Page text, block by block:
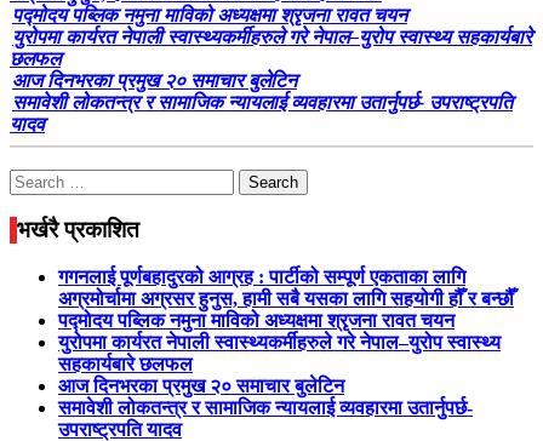
पद्मोदय पब्लिक नमुना माविको अध्यक्षमा श्रृजना रावत चयन
युरोपमा कार्यरत नेपाली स्वास्थ्यकर्मीहरुले गरे नेपाल–युरोप स्वास्थ्य सहकार्यबारे
छलफल
आज दिनभरका प्रमुख २० समाचार बुलेटिन
समावेशी लोकतन्त्र र सामाजिक न्यायलाई व्यवहारमा उतार्नुपर्छ- उपराष्ट्रपति
यादव
Search
for:
भर्खरै प्रकाशित
गगनलाई पूर्णबहादुरको आग्रह : पार्टीको सम्पूर्ण एकताका लागि
अग्रमोर्चामा अग्रसर हुनुस, हामी सबै यसका लागि सहयोगी हौँ र बन्छौँ
पद्मोदय पब्लिक नमुना माविको अध्यक्षमा श्रृजना रावत चयन
युरोपमा कार्यरत नेपाली स्वास्थ्यकर्मीहरुले गरे नेपाल–युरोप स्वास्थ्य
सहकार्यबारे छलफल
आज दिनभरका प्रमुख २० समाचार बुलेटिन
समावेशी लोकतन्त्र र सामाजिक न्यायलाई व्यवहारमा उतार्नुपर्छ-
उपराष्ट्रपति यादव